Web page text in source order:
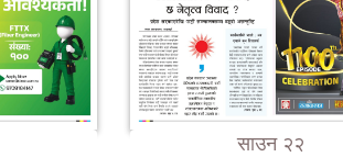
साउन २२